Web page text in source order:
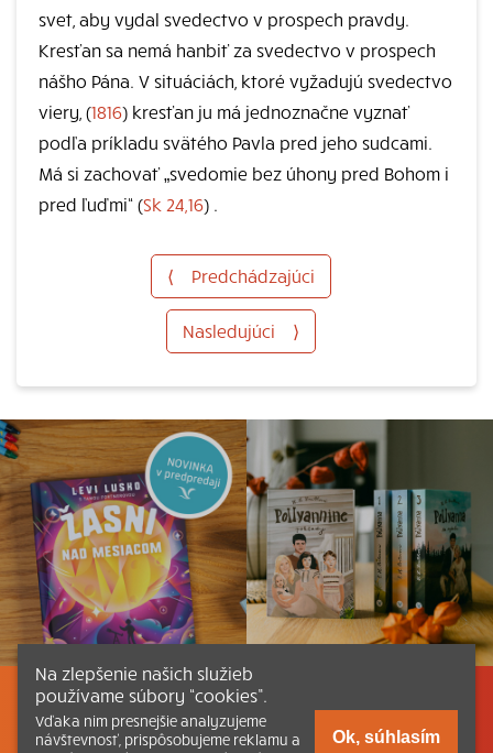
svet, aby vydal svedectvo v prospech pravdy.
Kresťan sa nemá hanbiť za svedectvo v prospech
nášho Pána. V situáciách, ktoré vyžadujú svedectvo
viery, (1816) kresťan ju má jednoznačne vyznať
podľa príkladu svätého Pavla pred jeho sudcami.
Má si zachovať „svedomie bez úhony pred Bohom i
pred ľuďmi“ (Sk 24,16) .
⟨ Predchádzajúci
Nasledujúci ⟩
Listovať Obsah Dokumenty a články
Na zlepšenie našich služieb
používame súbory “cookies”.
Vďaka nim presnejšie analyzujeme
návštevnosť, prispôsobujeme reklamu a
Ok, súhlasím